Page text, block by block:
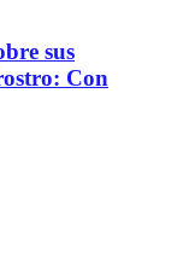
sus
Con